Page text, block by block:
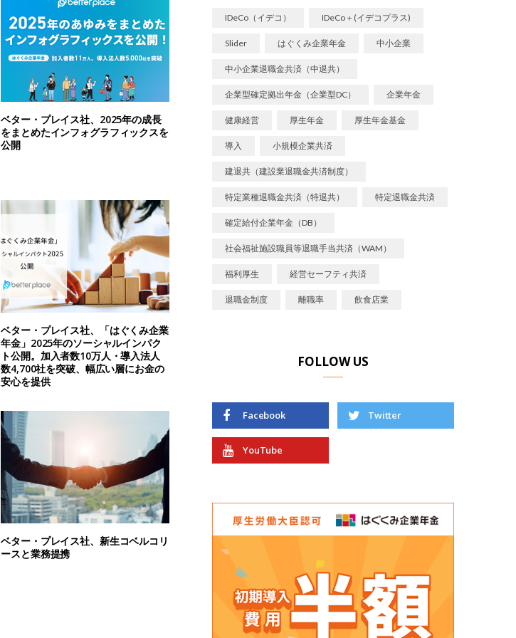
ベター・プレイス社、2025年の成長
をまとめたインフォグラフィックスを
公開
ベター・プレイス社、「はぐくみ企業
年金」2025年のソーシャルインパク
ト公開。加入者数10万人・導入法人
数4,700社を突破、幅広い層にお金の
安心を提供
ベター・プレイス社、新生コベルコリ
ースと業務提携
IDeCo（イデコ） IDeCo＋(イデコプラス)
Slider はぐくみ企業年金 中小企業
中小企業退職金共済（中退共）
企業型確定拠出年金（企業型DC） 企業年金
健康経営 厚生年金 厚生年金基金
導入 小規模企業共済
建退共（建設業退職金共済制度）
特定業種退職金共済（特退共） 特定退職金共済
確定給付企業年金（DB）
社会福祉施設職員等退職手当共済（WAM）
福利厚生 経営セーフティ共済
退職金制度 離職率 飲食店業
FOLLOW US
Facebook Twitter
YouTube